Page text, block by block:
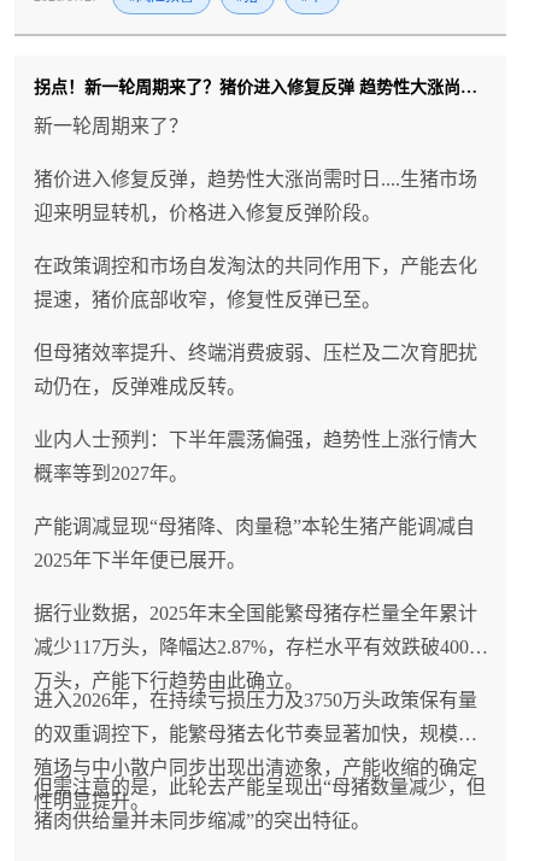
拐点！新一轮周期来了？猪价进入修复反弹 趋势性大涨尚需时日....
新一轮周期来了？
猪价进入修复反弹，趋势性大涨尚需时日....生猪市场
迎来明显转机，价格进入修复反弹阶段。
在政策调控和市场自发淘汰的共同作用下，产能去化
提速，猪价底部收窄，修复性反弹已至。
但母猪效率提升、终端消费疲弱、压栏及二次育肥扰
动仍在，反弹难成反转。
业内人士预判：下半年震荡偏强，趋势性上涨行情大
概率等到2027年。
产能调减显现“母猪降、肉量稳”本轮生猪产能调减自
2025年下半年便已展开。
据行业数据，2025年末全国能繁母猪存栏量全年累计
减少117万头，降幅达2.87%，存栏水平有效跌破4000
万头，产能下行趋势由此确立。
进入2026年，在持续亏损压力及3750万头政策保有量
的双重调控下，能繁母猪去化节奏显著加快，规模养
殖场与中小散户同步出现出清迹象，产能收缩的确定
性明显提升。
但需注意的是，此轮去产能呈现出“母猪数量减少，但
猪肉供给量并未同步缩减”的突出特征。